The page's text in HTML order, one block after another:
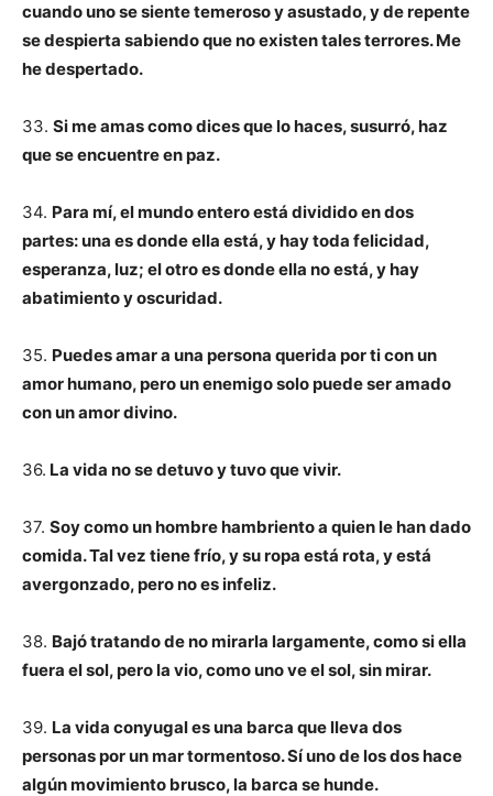
cuando uno se siente temeroso y asustado, y de repente
se despierta sabiendo que no existen tales terrores. Me
he despertado.
33. Si me amas como dices que lo haces, susurró, haz
que se encuentre en paz.
34. Para mí, el mundo entero está dividido en dos
partes: una es donde ella está, y hay toda felicidad,
esperanza, luz; el otro es donde ella no está, y hay
abatimiento y oscuridad.
35. Puedes amar a una persona querida por ti con un
amor humano, pero un enemigo solo puede ser amado
con un amor divino.
36. La vida no se detuvo y tuvo que vivir.
37. Soy como un hombre hambriento a quien le han dado
comida. Tal vez tiene frío, y su ropa está rota, y está
avergonzado, pero no es infeliz.
38. Bajó tratando de no mirarla largamente, como si ella
fuera el sol, pero la vio, como uno ve el sol, sin mirar.
39. La vida conyugal es una barca que lleva dos
personas por un mar tormentoso. Sí uno de los dos hace
algún movimiento brusco, la barca se hunde.